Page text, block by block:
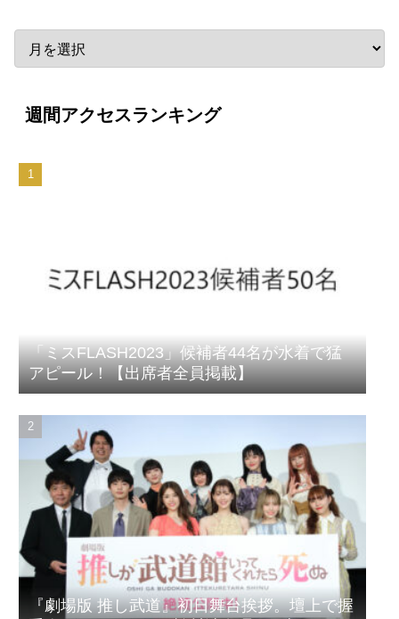
週間アクセスランキング
「ミスFLASH2023」候補者44名が水着で猛
アピール！【出席者全員掲載】
『劇場版 推し武道』初日舞台挨拶。壇上で握